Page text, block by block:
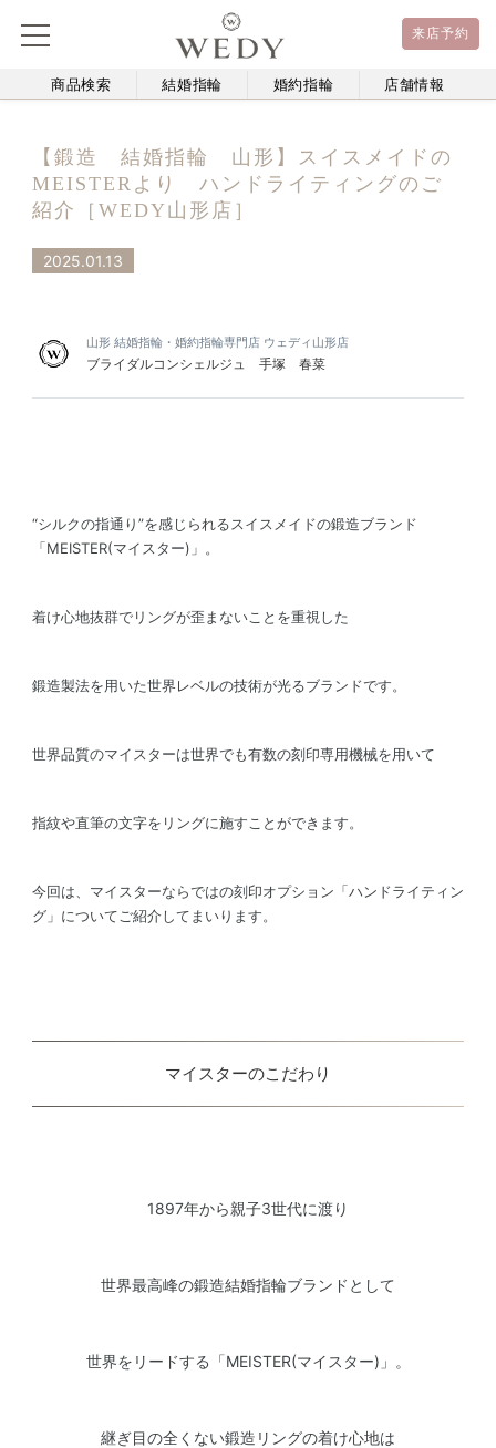
来店予約
商品検索 結婚指輪 婚約指輪 店舗情報
【鍛造 結婚指輪 山形】スイスメイドの
MEISTERより ハンドライティングのご
紹介［WEDY山形店］
2025.01.13
山形 結婚指輪・婚約指輪専門店 ウェディ山形店
ブライダルコンシェルジュ 手塚 春菜
“シルクの指通り”を感じられるスイスメイドの鍛造ブランド
「MEISTER(マイスター)」。
着け心地抜群でリングが歪まないことを重視した
鍛造製法を用いた世界レベルの技術が光るブランドです。
世界品質のマイスターは世界でも有数の刻印専用機械を用いて
指紋や直筆の文字をリングに施すことができます。
今回は、マイスターならではの刻印オプション「ハンドライティン
グ」についてご紹介してまいります。
マイスターのこだわり
1897年から親子3世代に渡り
世界最高峰の鍛造結婚指輪ブランドとして
世界をリードする「MEISTER(マイスター)」。
継ぎ目の全くない鍛造リングの着け心地は